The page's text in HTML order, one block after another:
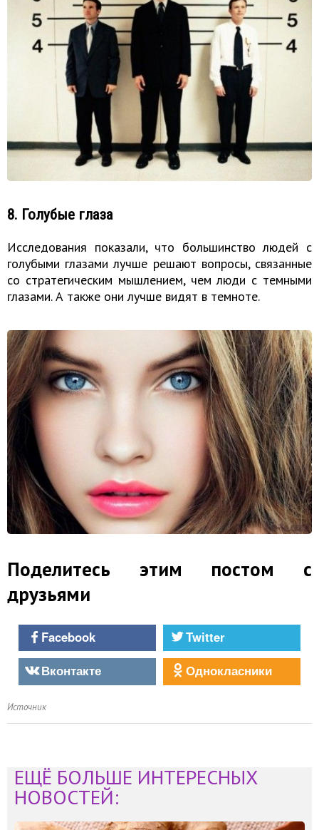
8. Голубые глаза
Исследования показали, что большинство людей с
голубыми глазами лучше решают вопросы, связанные
со стратегическим мышлением, чем люди с темными
глазами. А также они лучше видят в темноте.
Поделитесь этим постом с
друзьями
Facebook
Twitter
Вконтакте
Однокласники
Источник
ЕЩЁ БОЛЬШЕ ИНТЕРЕСНЫХ
НОВОСТЕЙ: